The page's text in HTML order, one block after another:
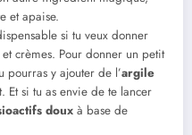
et apaise.
si tu veux donner
crèmes. Pour donner un petit
pourras y ajouter de l’argile
si tu as envie de te lancer
doux à base de